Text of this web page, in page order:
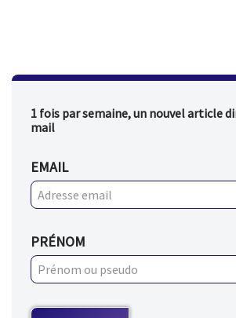
1 fois par semaine, un nouvel article
mail
EMAIL
PRÉNOM